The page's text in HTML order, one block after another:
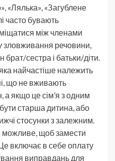
«Лялька», «Загублене
часто бувають
між членами
зловживання речовини,
брат/сестра і батьки/діти.
найчастіше належить
що не вживають
а якщо це сім’я з одним
старша дитина, або
стосунки з залежним.
щоб замести
включає в себе оплату
виправдань для